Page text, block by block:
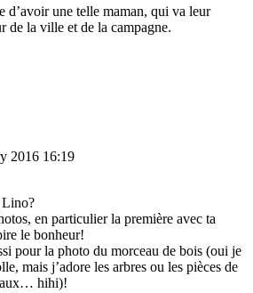
d’avoir une telle maman, qui va leur
de la ville et de la campagne.
2016 16:19
Lino?
en particulier la première avec ta
le bonheur!
pour la photo du morceau de bois (oui je
mais j’adore les arbres ou les pièces de
hihi)!